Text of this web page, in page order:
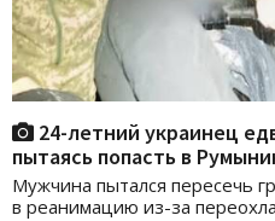
24-летний украинец
пытаясь попасть в
Мужчина пытался пересечь
в реанимацию из-за